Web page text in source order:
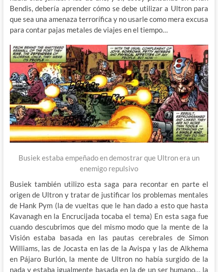
Bendis, debería aprender cómo se debe utilizar a Ultron para
que sea una amenaza terrorífica y no usarle como mera excusa
para contar pajas metales de viajes en el tiempo…
Busiek estaba empeñado en demostrar que Ultron era un
enemigo repulsivo
Busiek también utilizo esta saga para recontar en parte el
origen de Ultron y tratar de justificar los problemas mentales
de Hank Pym (la de vueltas que le han dado a esto que hasta
Kavanagh en la Encrucijada tocaba el tema) En esta saga fue
cuando descubrimos que del mismo modo que la mente de la
Visión estaba basada en las pautas cerebrales de Simon
Williams, las de Jocasta en las de la Avispa y las de Alkhema
en Pájaro Burlón, la mente de Ultron no había surgido de la
nada y estaba igualmente basada en la de un ser humano… la